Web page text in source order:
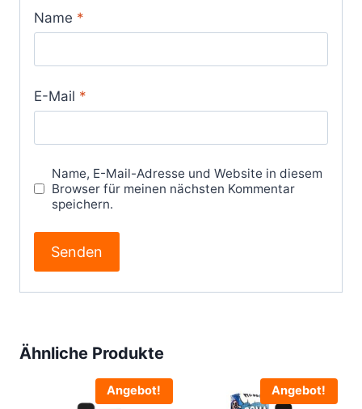
Name *
E-Mail *
Name, E-Mail-Adresse und Website in diesem
Browser für meinen nächsten Kommentar
speichern.
Ähnliche Produkte
Angebot! Angebot!